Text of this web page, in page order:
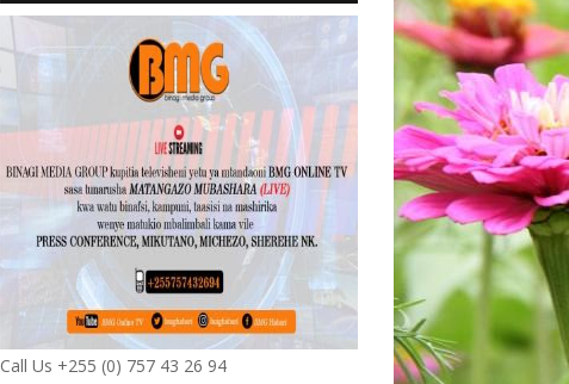
Call Us +255 (0) 757 43 26 94